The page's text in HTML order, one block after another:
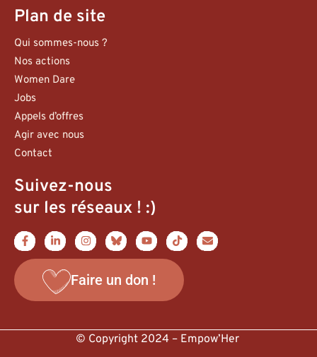
Plan de site
Qui sommes-nous ?
Nos actions
Women Dare
Jobs
Appels d’offres
Agir avec nous
Contact
Suivez-nous
sur les réseaux ! :)
Faire un don !
© Copyright 2024 – Empow’Her